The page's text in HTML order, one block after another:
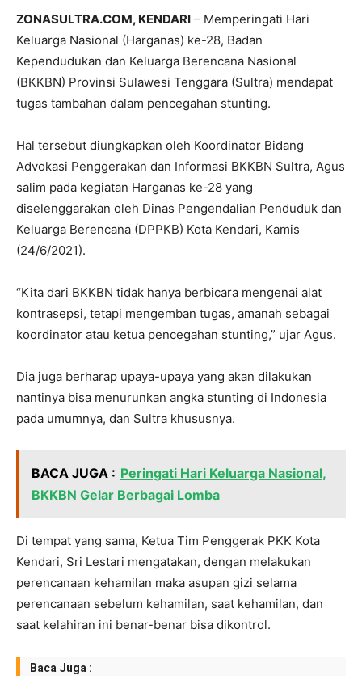
ZONASULTRA.COM, KENDARI – Memperingati Hari
Keluarga Nasional (Harganas) ke-28, Badan
Kependudukan dan Keluarga Berencana Nasional
(BKKBN) Provinsi Sulawesi Tenggara (Sultra) mendapat
tugas tambahan dalam pencegahan stunting.
Hal tersebut diungkapkan oleh Koordinator Bidang
Advokasi Penggerakan dan Informasi BKKBN Sultra, Agus
salim pada kegiatan Harganas ke-28 yang
diselenggarakan oleh Dinas Pengendalian Penduduk dan
Keluarga Berencana (DPPKB) Kota Kendari, Kamis
(24/6/2021).
“Kita dari BKKBN tidak hanya berbicara mengenai alat
kontrasepsi, tetapi mengemban tugas, amanah sebagai
koordinator atau ketua pencegahan stunting,” ujar Agus.
Dia juga berharap upaya-upaya yang akan dilakukan
nantinya bisa menurunkan angka stunting di Indonesia
pada umumnya, dan Sultra khususnya.
BACA JUGA : Peringati Hari Keluarga Nasional,
BKKBN Gelar Berbagai Lomba
Di tempat yang sama, Ketua Tim Penggerak PKK Kota
Kendari, Sri Lestari mengatakan, dengan melakukan
perencanaan kehamilan maka asupan gizi selama
perencanaan sebelum kehamilan, saat kehamilan, dan
saat kelahiran ini benar-benar bisa dikontrol.
Baca Juga :